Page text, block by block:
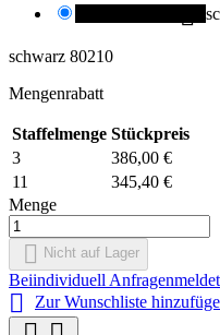

schwarz 80210
Mengenrabatt
Staffelmenge Stückpreis
3
386,00 €
11
345,40 €
Menge
 Nicht auf Lager
Beiindividuell Anfragen
 Zur Wunschliste